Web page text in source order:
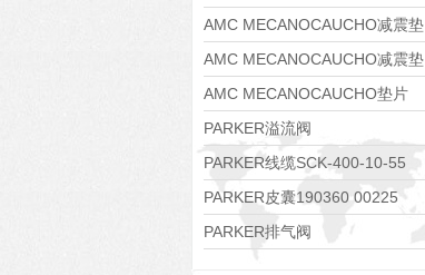
AMC MECANOCAUCHO减震垫
138552
AMC MECANOCAUCHO减震垫
138551
AMC MECANOCAUCHO垫片
608074
PARKER溢流阀
RE06M35W2N1KWXG087
PARKER线缆SCK-400-10-55
PARKER皮囊190360 00225
PARKER排气阀